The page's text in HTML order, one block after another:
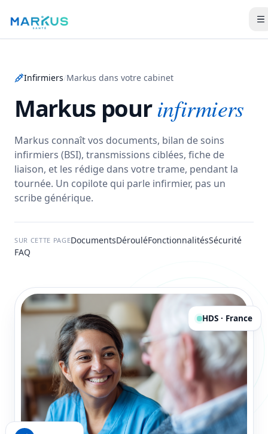
Infirmiers/Markus dans votre cabinet
Markus pour infirmiers
Markus connaît vos documents, bilan de soins
infirmiers (BSI), transmissions ciblées, fiche de
liaison, et les rédige dans votre trame, pendant la
tournée. Un copilote qui parle infirmier, pas un
scribe générique.
SUR CETTE PAGEDocumentsDérouléFonctionnalitésSécurité
FAQ
HDS · France